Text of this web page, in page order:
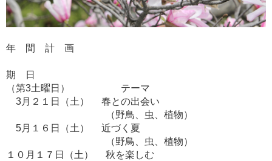
年 間 計 画
期 日
（第3土曜日） テーマ
3月２１日（土） 春との出会い
（野鳥、虫、植物）
5月１６日（土） 近づく夏
（野鳥、虫、植物）
１０月１７日（土） 秋を楽しむ